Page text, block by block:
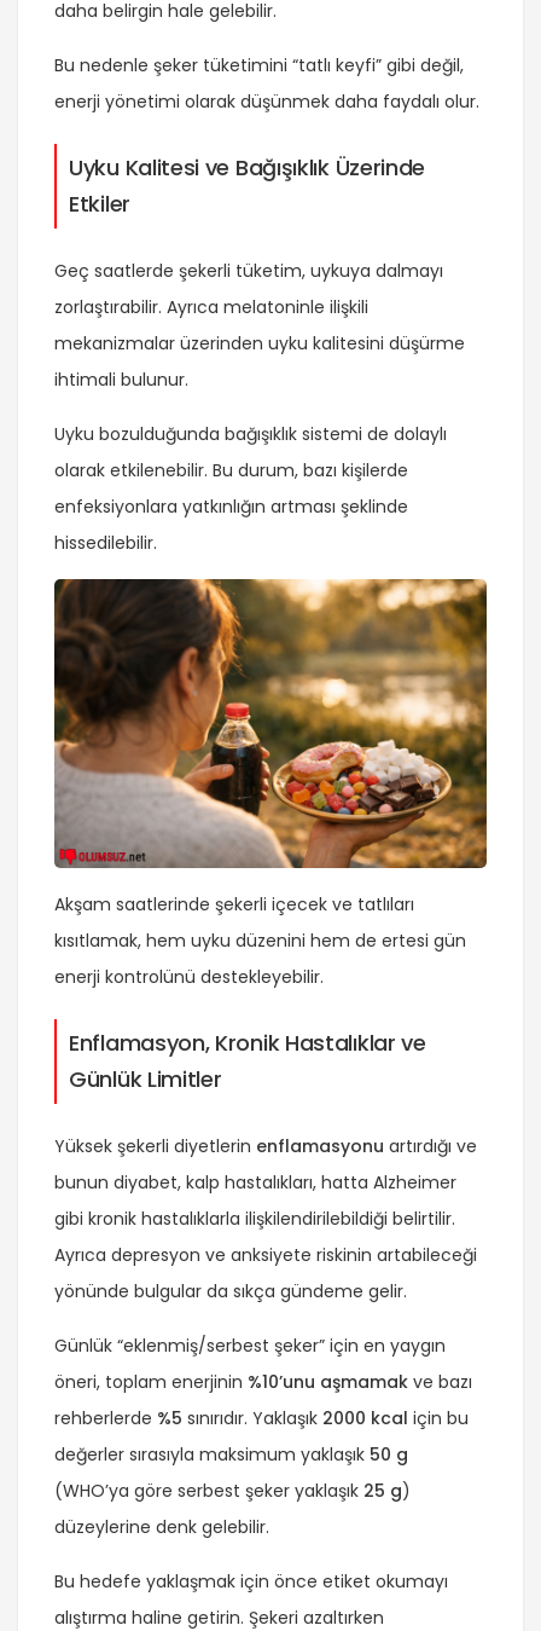
daha belirgin hale gelebilir.
Bu nedenle şeker tüketimini “tatlı keyfi” gibi değil,
enerji yönetimi olarak düşünmek daha faydalı olur.
Uyku Kalitesi ve Bağışıklık Üzerinde
Etkiler
Geç saatlerde şekerli tüketim, uykuya dalmayı
zorlaştırabilir. Ayrıca melatoninle ilişkili
mekanizmalar üzerinden uyku kalitesini düşürme
ihtimali bulunur.
Uyku bozulduğunda bağışıklık sistemi de dolaylı
olarak etkilenebilir. Bu durum, bazı kişilerde
enfeksiyonlara yatkınlığın artması şeklinde
hissedilebilir.
Akşam saatlerinde şekerli içecek ve tatlıları
kısıtlamak, hem uyku düzenini hem de ertesi gün
enerji kontrolünü destekleyebilir.
Enflamasyon, Kronik Hastalıklar ve
Günlük Limitler
Yüksek şekerli diyetlerin enflamasyonu artırdığı ve
bunun diyabet, kalp hastalıkları, hatta Alzheimer
gibi kronik hastalıklarla ilişkilendirilebildiği belirtilir.
Ayrıca depresyon ve anksiyete riskinin artabileceği
yönünde bulgular da sıkça gündeme gelir.
Günlük “eklenmiş/serbest şeker” için en yaygın
öneri, toplam enerjinin %10’unu aşmamak ve bazı
rehberlerde %5 sınırıdır. Yaklaşık 2000 kcal için bu
değerler sırasıyla maksimum yaklaşık 50 g
(WHO’ya göre serbest şeker yaklaşık 25 g)
düzeylerine denk gelebilir.
Bu hedefe yaklaşmak için önce etiket okumayı
alıştırma haline getirin. Şekeri azaltırken